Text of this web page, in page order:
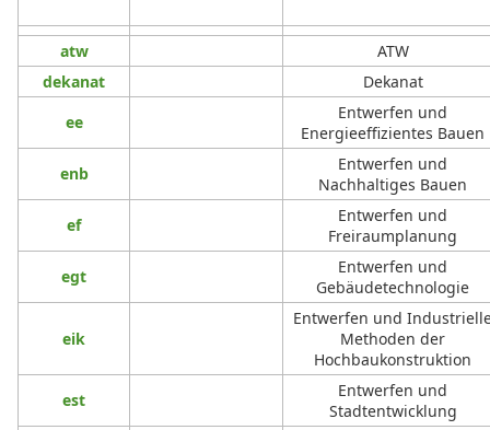
atw
ATW
dekanat
Dekanat
ee
Entwerfen und
Energieeffizientes Bauen
enb
Entwerfen und
Nachhaltiges Bauen
ef
Entwerfen und
Freiraumplanung
egt
Entwerfen und
Gebäudetechnologie
eik
Entwerfen und
Methoden der
Hochbaukonstruktion
est
Entwerfen und
Stadtentwicklung